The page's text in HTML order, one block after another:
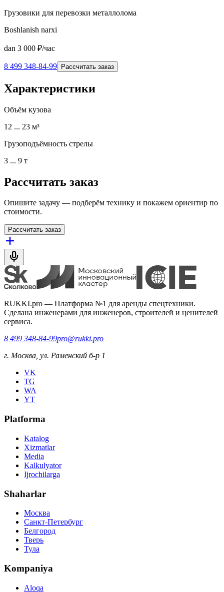
Грузовики для перевозки металлолома
Boshlanish narxi
dan 3 000 ₽/час
8 499 348-84-99 Рассчитать заказ
Характеристики
Объём кузова
12 ... 23 м³
Грузоподъёмность стрелы
3 ... 9 т
Рассчитать заказ
Опишите задачу — подберём технику и покажем ориентир по
стоимости.
Рассчитать заказ
RUKKI.pro — Платформа №1 для аренды спецтехники.
Сделана инженерами для инженеров, строителей и ценителей
сервиса.
8 499 348-84-99pro@rukki.pro
г. Москва, ул. Раменский б-р 1
VK
TG
WA
YT
Platforma
Katalog
Xizmatlar
Media
Kalkulyator
Ijrochilarga
Shaharlar
Москва
Санкт-Петербург
Белгород
Тверь
Тула
Kompaniya
Aloqa